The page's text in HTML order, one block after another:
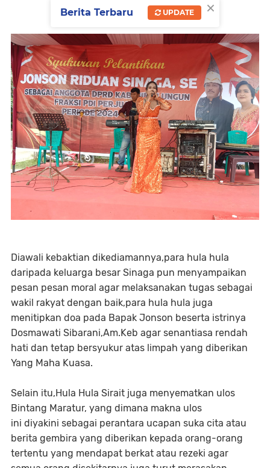
Diawali kebaktian dikediamannya,para hula hula
daripada keluarga besar Sinaga pun menyampaikan
pesan pesan moral agar melaksanakan tugas sebagai
wakil rakyat dengan baik,para hula hula juga
menitipkan doa pada Bapak Jonson beserta istrinya
Dosmawati Sibarani,Am.Keb agar senantiasa rendah
hati dan tetap bersyukur atas limpah yang diberikan
Yang Maha Kuasa.
Selain itu,Hula Hula Sirait juga menyematkan ulos
Bintang Maratur, yang dimana makna ulos
ini diyakini sebagai perantara ucapan suka cita atau
berita gembira yang diberikan kepada orang-orang
tertentu yang mendapat berkat atau rezeki agar
×
Berita Terbaru UPDATE